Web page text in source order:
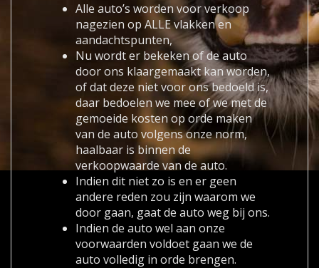
Alle auto’s worden voor verkoop
nagezien op ALLE vlakken en
aandachtspunten,
Nu wordt er bekeken of de auto
door ons klaargemaakt kan worden,
of dat deze niet voor ons bedoeld is,
daar bedoelen we mee of we met de
gemoeide kosten op orde maken
van de auto volgens onze norm,
haalbaar is binnen de
verkoopwaarde van de auto.
Indien dit niet zo is en er geen
andere reden zou zijn waarom we
door gaan, gaat de auto weg bij ons.
Indien de auto wel aan onze
voorwaarden voldoet gaan we de
auto volledig in orde brengen.